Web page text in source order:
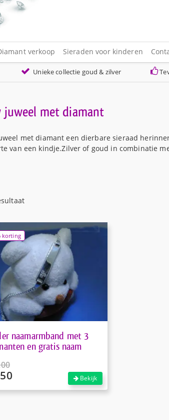
verkoop Sieraden voor kinderen
Unieke collectie goud & zilver
juweel met diamant
met diamant een dierbare sieraad
van een kindje.Zilver of goud in combinatie
korting
naamarmband met 3
en gratis naam
Bekijk